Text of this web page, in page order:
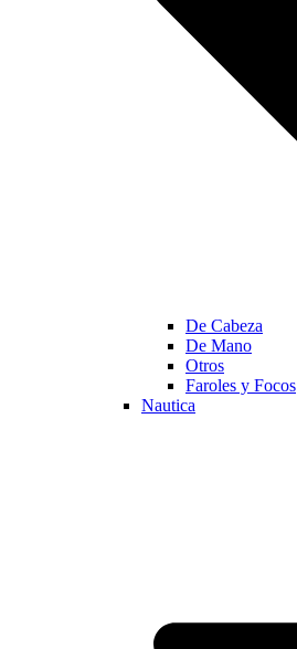
De Cabeza
De Mano
Otros
Faroles y Focos
Nautica